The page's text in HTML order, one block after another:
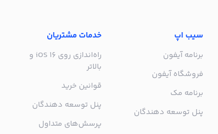
سیب اپ
برنامه آیفون
فروشگاه آیفون
برنامه مک
پنل توسعه دهندگان
خدمات مشتریان
راه‌اندازی روی iOS 16 و
بالاتر
قوانین خرید
پنل توسعه دهندگان
پرسش‌های متداول